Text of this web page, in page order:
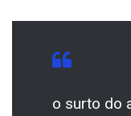
o surto do